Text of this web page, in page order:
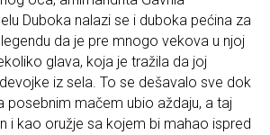
Duboka nalazi se i duboka pećina za
da je pre mnogo vekova u njoj
glava, koja je tražila da joj
iz sela. To se dešavalo sve dok
posebnim mačem ubio aždaju, a taj
i kao oružje sa kojem bi mahao ispred